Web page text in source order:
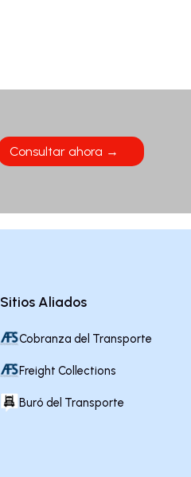
Consultar ahora →
Sitios Aliados
Cobranza del Transporte
Freight Collections
Buró del Transporte